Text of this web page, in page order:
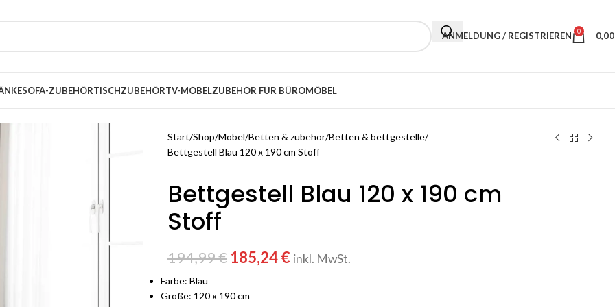
ANMELDUNG / REGISTRIEREN 0
SOFA-ZUBEHÖRTISCHZUBEHÖRTV-MÖBELZUBEHÖR FÜR BÜROMÖBEL
Start Shop Möbel Betten & zubehör Betten & bettgestelle
Bettgestell Blau 120 x 190 cm Stoff
Bettgestell Blau 120 x 190 cm
Stoff
194,99€ 185,24€ inkl. MwSt.
Farbe: Blau
Größe: 120 x 190 cm